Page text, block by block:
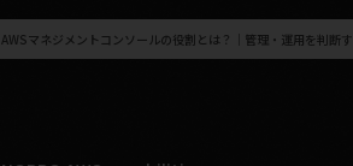
AWSマネジメントコンソールの役割とは？｜管理・運用を判断